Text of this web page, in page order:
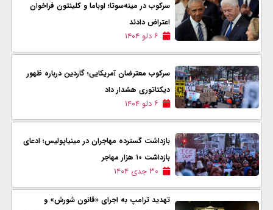
سرکوب در مینه‌سوتا؛ اوباما و کلینتون فراخوان
اعتراض دادند
۶ دلو ۱۴۰۴
سرکوب معترضان آمریکایی؛ گاردین درباره ظهور
دیکتاتوری هشدار داد
۶ دلو ۱۴۰۴
بازداشت گسترده مهاجران در مینیاپولیس؛ ادعای
بازداشت ۱۰ هزار مهاجر
۳۰ جدی ۱۴۰۴
تهدید ترامپ به اجرای «قانون شورش» و